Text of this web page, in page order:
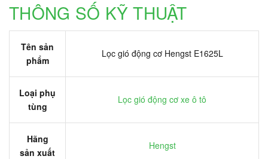
THÔNG SỐ KỸ THUẬT
Tên sản
phẩm
Lọc gió động cơ Hengst E1625L
Loại phụ
tùng
Lọc gió động cơ xe ô tô
Hãng
sản xuất
Hengst